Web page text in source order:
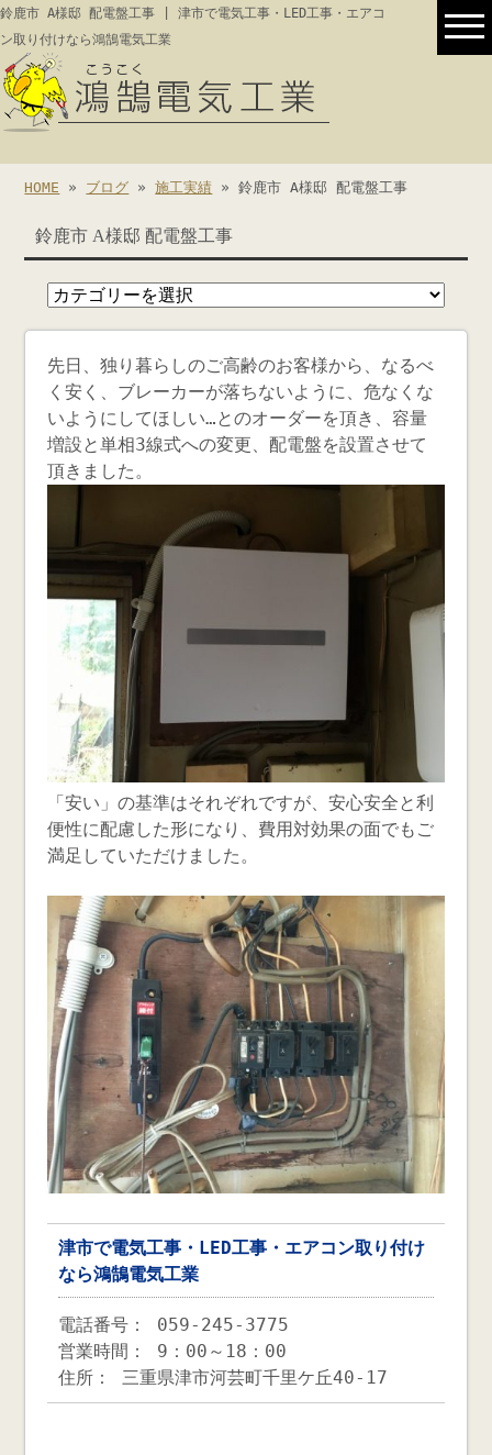
鈴鹿市 A様邸 配電盤工事 | 津市で電気工事・LED工事・エアコ
ン取り付けなら鴻鵠電気工業
HOME » ブログ »施工実績 » 鈴鹿市 A様邸 配電盤工事
鈴鹿市 A様邸 配電盤工事
先日、独り暮らしのご高齢のお客様から、なるべ
く安く、ブレーカーが落ちないように、危なくな
いようにしてほしい…とのオーダーを頂き、容量
増設と単相3線式への変更、配電盤を設置させて
頂きました。
「安い」の基準はそれぞれですが、安心安全と利
便性に配慮した形になり、費用対効果の面でもご
満足していただけました。
津市で電気工事・LED工事・エアコン取り付け
なら鴻鵠電気工業
電話番号： 059-245-3775
営業時間： 9：00～18：00
住所： 三重県津市河芸町千里ケ丘40-17